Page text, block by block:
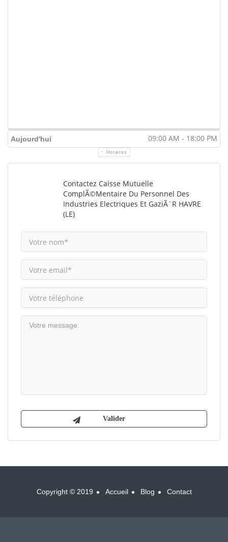
Aujourd'hui 09:00 AM - 18:00 PM
Horaires
Contactez Caisse Mutuelle
ComplÃ©mentaire Du Personnel Des
Industries Electriques Et GaziÃ¨r HAVRE
(LE)
Copyright © 2019 Accueil Blog Contact